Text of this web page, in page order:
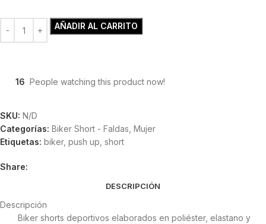
AÑADIR AL CARRITO
16 People watching this product now!
SKU: N/D
Categorías: Biker Short - Faldas Mujer
Etiquetas: biker, push up short
Share:
DESCRIPCIÓN
Descripción
Biker shorts deportivos elaborados en poliéster, elastano y